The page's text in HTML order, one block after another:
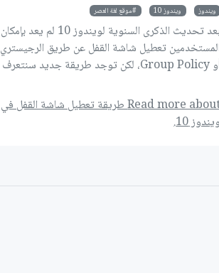
ويندوز ويندوز 10 موقع لغة العصر
بعد تحديث الذكرى السنوية لويندوز 10 لم يعد بإمكان
المستخدمين تعطيل شاشة القفل عن طريق الرجيستري
أو Group Policy، لكن توجد طريقة جديد سنتعرف
Read more about طريقة تعطيل شاشة القفل في
10.